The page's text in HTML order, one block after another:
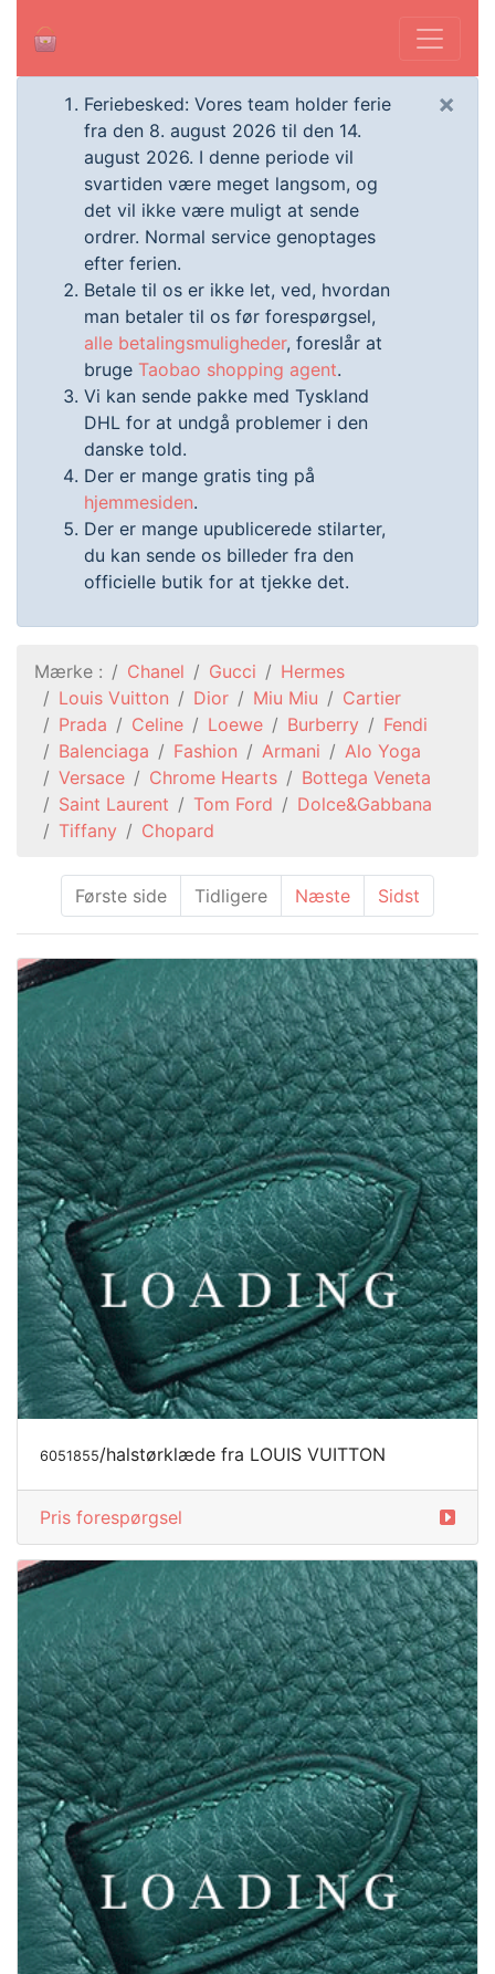
Feriebesked: Vores team holder ferie
fra den 8. august 2026 til den 14.
august 2026. I denne periode vil
svartiden være meget langsom, og
det vil ikke være muligt at sende
ordrer. Normal service genoptages
efter ferien.
Betale til os er ikke let, ved, hvordan
man betaler til os før forespørgsel,
alle betalingsmuligheder, foreslår at
bruge Taobao shopping agent.
Vi kan sende pakke med Tyskland
DHL for at undgå problemer i den
danske told.
Der er mange gratis ting på
hjemmesiden.
Der er mange upublicerede stilarter,
du kan sende os billeder fra den
officielle butik for at tjekke det.
×
Mærke : Chanel Gucci
Hermes
Louis Vuitton
Dior Miu Miu
Cartier
Prada
Celine Loewe Burberry
Fendi
Balenciaga
Fashion Armani
Alo Yoga
Versace
Chrome Hearts
Bottega Veneta
Saint Laurent
Tom Ford
Dolce&Gabbana
Tiffany
Chopard
Første side Tidligere Næste Sidst
6051855/halstørklæde fra LOUIS VUITTON
Pris forespørgsel